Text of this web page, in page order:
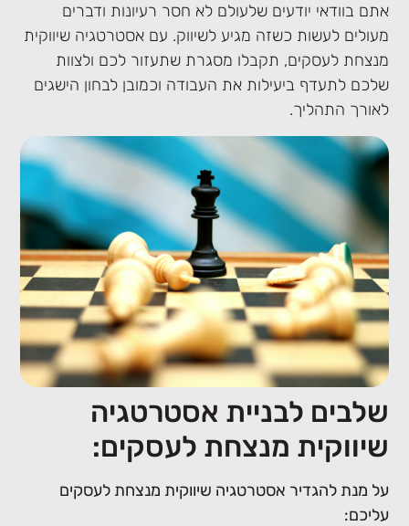
אתם בוודאי יודעים שלעולם לא חסר רעיונות ודברים
מעולים לעשות כשזה מגיע לשיווק. עם אסטרטגיה שיווקית
מנצחת לעסקים, תקבלו מסגרת שתעזור לכם ולצוות
שלכם לתעדף ביעילות את העבודה וכמובן לבחון הישגים
לאורך התהליך.
שלבים לבניית אסטרטגיה
שיווקית מנצחת לעסקים:
על מנת להגדיר אסטרטגיה שיווקית מנצחת לעסקים
עליכם: